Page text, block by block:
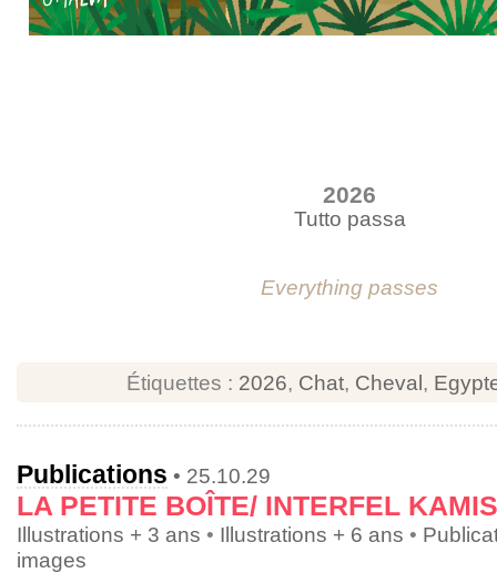
2026
Tutto passa
Everything passes
Étiquettes : 2026, Chat, Cheval,
Publications • 25.10.29
LA PETITE BOÎTE/ INTERFEL
Illustrations + 3 ans • Illustrations + 6 ans •
images